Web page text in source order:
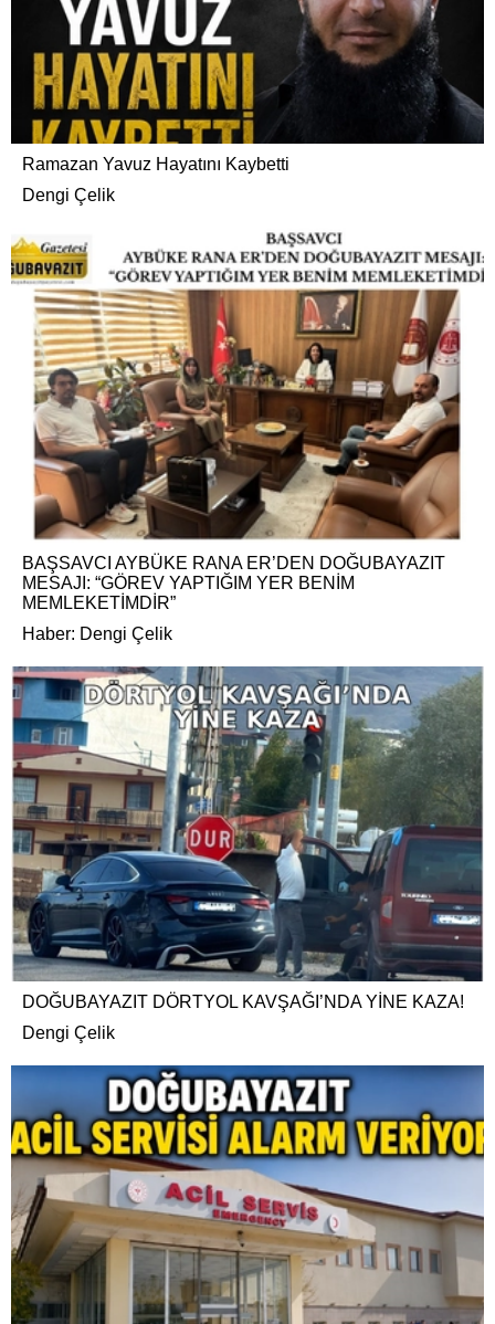
Ramazan Yavuz Hayatını Kaybetti
Dengi Çelik
BAŞSAVCI AYBÜKE RANA ER’DEN DOĞUBAYAZIT
MESAJI: “GÖREV YAPTIĞIM YER BENİM
MEMLEKETİMDİR”
Haber: Dengi Çelik
DOĞUBAYAZIT DÖRTYOL KAVŞAĞI’NDA YİNE KAZA!
Dengi Çelik